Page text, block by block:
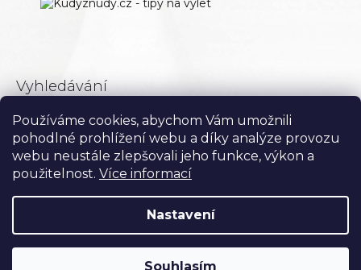
Používáme cookies, abychom Vám umožnili
pohodlné prohlížení webu a díky analýze provozu
webu neustále zlepšovali jeho funkce, výkon a
použitelnost. Více informací
Nastavení
Souhlasím
Vyhledávání
Hledat